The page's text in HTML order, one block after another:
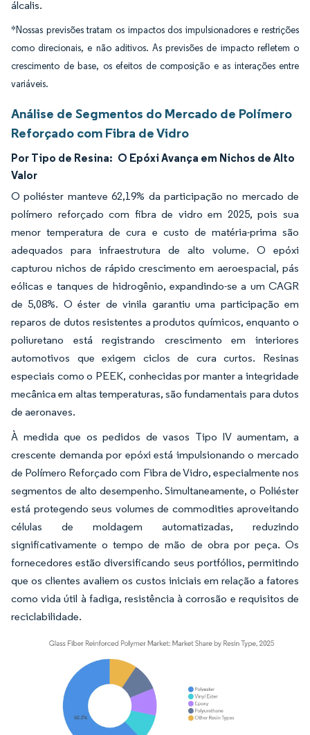
álcalis.
*Nossas previsões tratam os impactos dos impulsionadores e restrições
como direcionais, e não aditivos. As previsões de impacto refletem o
crescimento de base, os efeitos de composição e as interações entre
variáveis.
Análise de Segmentos do Mercado de Polímero
Reforçado com Fibra de Vidro
Por Tipo de Resina: O Epóxi Avança em Nichos de Alto
Valor
O poliéster manteve 62,19% da participação no mercado de
polímero reforçado com fibra de vidro em 2025, pois sua
menor temperatura de cura e custo de matéria-prima são
adequados para infraestrutura de alto volume. O epóxi
capturou nichos de rápido crescimento em aeroespacial, pás
eólicas e tanques de hidrogênio, expandindo-se a um CAGR
de 5,08%. O éster de vinila garantiu uma participação em
reparos de dutos resistentes a produtos químicos, enquanto o
poliuretano está registrando crescimento em interiores
automotivos que exigem ciclos de cura curtos. Resinas
especiais como o PEEK, conhecidas por manter a integridade
mecânica em altas temperaturas, são fundamentais para dutos
de aeronaves.
À medida que os pedidos de vasos Tipo IV aumentam, a
crescente demanda por epóxi está impulsionando o mercado
de Polímero Reforçado com Fibra de Vidro, especialmente nos
segmentos de alto desempenho. Simultaneamente, o Poliéster
está protegendo seus volumes de commodities aproveitando
células de moldagem automatizadas, reduzindo
significativamente o tempo de mão de obra por peça. Os
fornecedores estão diversificando seus portfólios, permitindo
que os clientes avaliem os custos iniciais em relação a fatores
como vida útil à fadiga, resistência à corrosão e requisitos de
reciclabilidade.